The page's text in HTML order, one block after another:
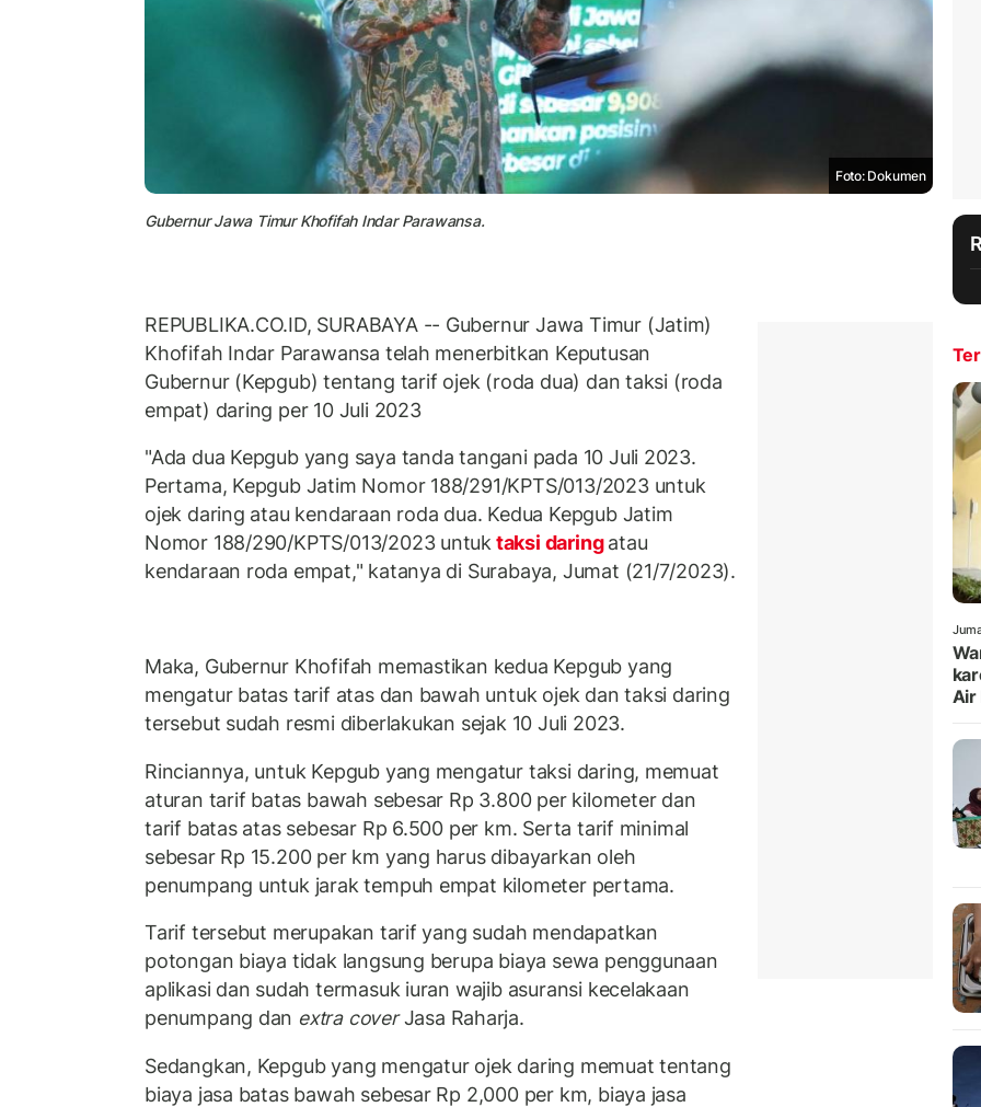
Foto: Dokumen
Gubernur Jawa Timur Khofifah Indar Parawansa.
REPUBLIKA.CO.ID, SURABAYA -- Gubernur Jawa Timur (Jatim)
Khofifah Indar Parawansa telah menerbitkan Keputusan
Gubernur (Kepgub) tentang tarif ojek (roda dua) dan taksi (roda
empat) daring per 10 Juli 2023
"Ada dua Kepgub yang saya tanda tangani pada 10 Juli 2023.
Pertama, Kepgub Jatim Nomor 188/291/KPTS/013/2023 untuk
ojek daring atau kendaraan roda dua. Kedua Kepgub Jatim
Nomor 188/290/KPTS/013/2023 untuktaksi daringatau
kendaraan roda empat," katanya di Surabaya, Jumat (21/7/2023).
Maka, Gubernur Khofifah memastikan kedua Kepgub yang
mengatur batas tarif atas dan bawah untuk ojek dan taksi daring
tersebut sudah resmi diberlakukan sejak 10 Juli 2023.
Rinciannya, untuk Kepgub yang mengatur taksi daring, memuat
aturan tarif batas bawah sebesar Rp 3.800 per kilometer dan
tarif batas atas sebesar Rp 6.500 per km. Serta tarif minimal
sebesar Rp 15.200 per km yang harus dibayarkan oleh
penumpang untuk jarak tempuh empat kilometer pertama.
Tarif tersebut merupakan tarif yang sudah mendapatkan
potongan biaya tidak langsung berupa biaya sewa penggunaan
aplikasi dan sudah termasuk iuran wajib asuransi kecelakaan
penumpang dan extra coverJasa Raharja.
Sedangkan, Kepgub yang mengatur ojek daring memuat tentang
biaya jasa batas bawah sebesar Rp 2,000 per km, biaya jasa
Air